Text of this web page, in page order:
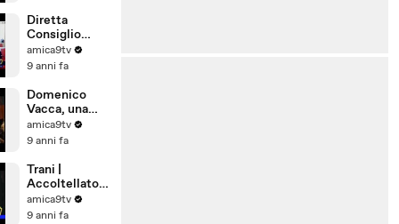
Diretta
Consiglio
Comunale di
Barletta del
amica9tv
9 anni fa
Domenico
Vacca, una
storia tutta
pugliese
amica9tv
9 anni fa
Trani |
Accoltellato
28enne in Via
Ognissanti
amica9tv
9 anni fa